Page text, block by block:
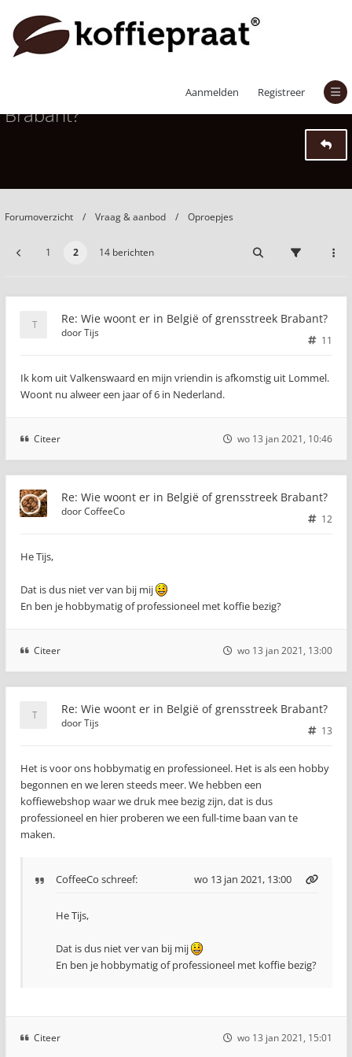
Aanmelden Registreer
Wie woont er in België of grensstreek
Brabant?
Forumoverzicht Vraag & aanbod Oproepjes
1 2 14 berichten
Re: Wie woont er in België of grensstreek Brabant?
11
doorTijs
Ik kom uit Valkenswaard en mijn vriendin is afkomstig uit Lommel.
Woont nu alweer een jaar of 6 in Nederland.
Citeer wo 13 jan 2021, 10:46
Re: Wie woont er in België of grensstreek Brabant?
12
doorCoffeeCo
He Tijs,
Dat is dus niet ver van bij mij
En ben je hobbymatig of professioneel met koffie bezig?
Citeer wo 13 jan 2021, 13:00
Re: Wie woont er in België of grensstreek Brabant?
13
doorTijs
Het is voor ons hobbymatig en professioneel. Het is als een hobby
begonnen en we leren steeds meer. We hebben een
koffiewebshop waar we druk mee bezig zijn, dat is dus
professioneel en hier proberen we een full-time baan van te
maken.
CoffeeCo schreef: wo 13 jan 2021, 13:00
He Tijs,
Dat is dus niet ver van bij mij
En ben je hobbymatig of professioneel met koffie bezig?
Citeer wo 13 jan 2021, 15:01